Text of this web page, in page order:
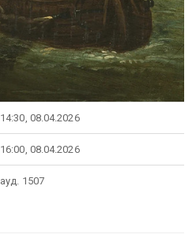
14:30, 08.04.2026
16:00, 08.04.2026
ауд. 1507